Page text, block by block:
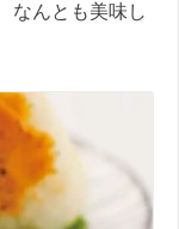
なんとも美味し